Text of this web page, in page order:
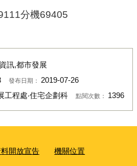
分機69405
訊,都市發展
發布日期： 2019-07-26
工程處‧住宅企劃科 點閱次數： 1396
開放宣告 機關位置